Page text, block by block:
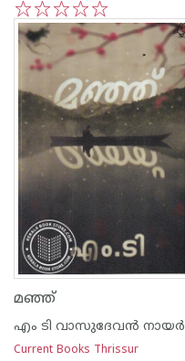
5
4
3
2
1
മഞ്ഞ്
എം ടി വാസുദേവന്‍ നായര്‍
Current Books Thrissur